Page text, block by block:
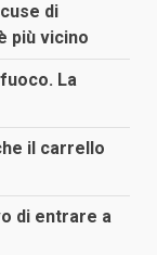
di
più vicino
La
il carrello
di entrare a